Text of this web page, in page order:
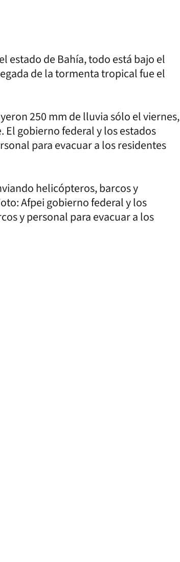
estado de Bahía, todo está bajo el
de la tormenta tropical fue el
250 mm de lluvia sólo el viernes,
El gobierno federal y los estados
para evacuar a los residentes
helicópteros, barcos y
Afpei gobierno federal y los
y personal para evacuar a los